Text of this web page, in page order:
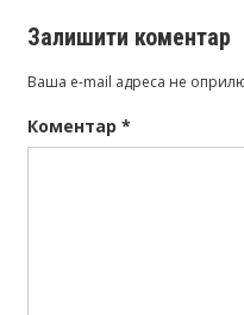
Залишити коментар
Ваша e-mail адреса не
Коментар *